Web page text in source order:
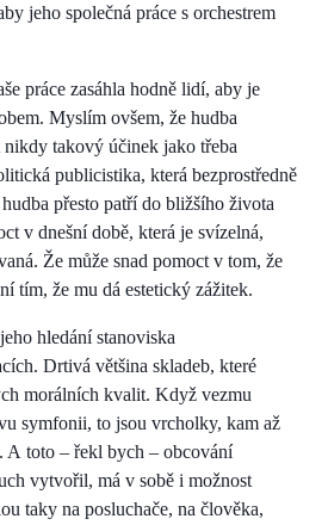
jeho společná práce s orchestrem
práce zasáhla hodně lidí, aby je
Myslím ovšem, že hudba
nikdy takový účinek jako třeba
publicistika, která bezprostředně
přesto patří do bližšího života
v dnešní době, která je svízelná,
Že může snad pomoct v tom, že
tím, že mu dá estetický zážitek.
hledání stanoviska
Drtivá většina skladeb, které
morálních kvalit. Když vezmu
symfonii, to jsou vrcholky, kam až
A toto – řekl bych – obcování
vytvořil, má v sobě i možnost
taky na posluchače, na člověka,